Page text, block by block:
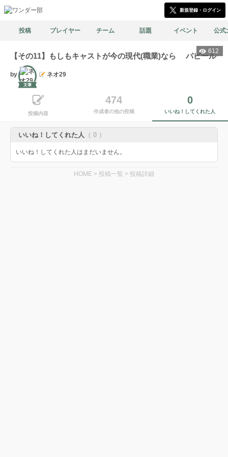
新規登録・ログイン
投稿 プレイヤー チーム 話題 イベント 公式
612
【その11】もしもキャストが今の現代(職業)なら パピール
by
文筆
ネオ29
投稿内容
474
作成者の他の投稿
0
いいね！してくれた人
いいね！してくれた人 （ 0 ）
いいね！してくれた人はまだいません。
HOME > 投稿一覧 > 投稿詳細